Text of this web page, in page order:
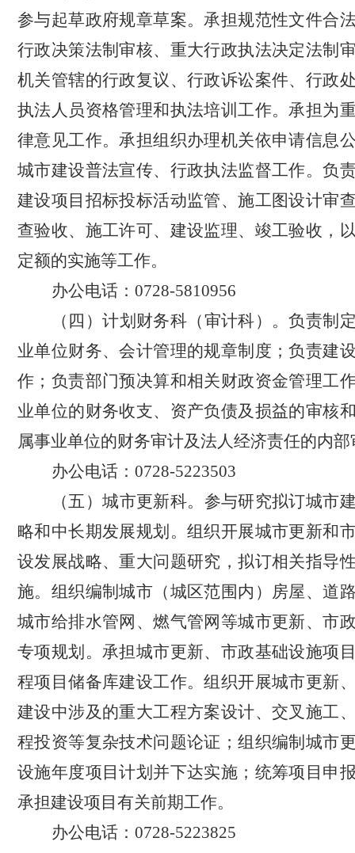
参与起草政府规章草案。承担规范性文件合
行政决策法制审核、重大行政执法决定法制
机关管辖的行政复议、行政诉讼案件、行政
执法人员资格管理和执法培训工作。承担为
律意见工作。承担组织办理机关依申请信息
城市建设普法宣传、行政执法监督工作。负
建设项目招标投标活动监管、施工图设计审
查验收、施工许可、建设监理、竣工验收，
定额的实施等工作。
办公电话： 0728-5810956
（四）计划财务科（审计科）。负责制
业单位财务、会计管理的规章制度；负责建
作；负责部门预决算和相关财政资金管理工
业单位的财务收支、资产负债及损益的审核
属事业单位的财务审计及法人经济责任的内
办公电话： 0728-5223503
（五）城市更新科。 参与研究拟订城市
略和中长期发展规划。组织开展城市更新和
设发展战略、重大问题研究，拟订相关指导
施。组织编制城市（城区范围内）房屋、道
城市给排水管网、燃气管网等城市更新、市
专项规划。承担城市更新、市政基础设施项
程项目储备库建设工作。组织开展城市更新
建设中涉及的重大工程方案设计、交叉施工
程投资等复杂技术问题论证；组织编制城市
设施年度项目计划并下达实施；统筹项目申
承担建设项目有关前期工作。
办公电话： 0728-5223825